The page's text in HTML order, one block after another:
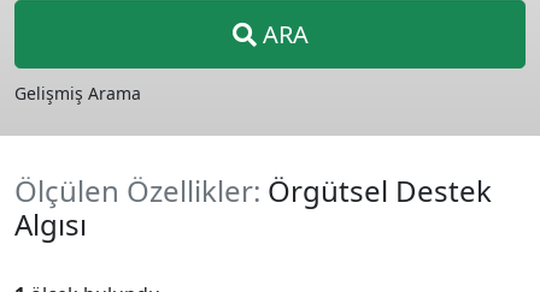
ARA
Gelişmiş Arama
Ölçülen Özellikler: Örgütsel Destek
Algısı